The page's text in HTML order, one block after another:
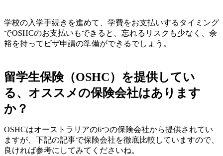
学校の入学手続きを進めて、 学費をお支払いするタイミング
でOSHCのお支払いもできると、忘れるリスクも少なく、余
裕を持ってビザ申請の準備ができるでしょう。
留学生保険（OSHC）を提供してい
る、オススメの保険会社はあります
か？
OSHCはオーストラリアの6つの保険会社から提供されてい
ますが、下記の記事で保険会社を徹底比較していますので、
良ければ参考にしてみてくださいね。